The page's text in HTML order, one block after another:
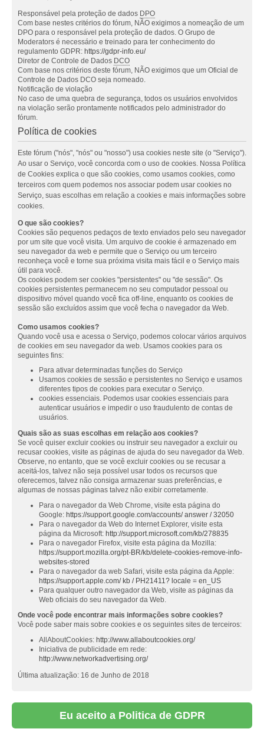
Responsável pela proteção de dados DPO
Com base nestes critérios do fórum, NÃO exigimos a nomeação de um
DPO para o responsável pela proteção de dados. O Grupo de
Moderators é necessário e treinado para ter conhecimento do
regulamento GDPR: https://gdpr-info.eu/
Diretor de Controle de Dados DCO
Com base nos critérios deste fórum, NÃO exigimos que um Oficial de
Controle de Dados DCO seja nomeado.
Notificação de violação
No caso de uma quebra de segurança, todos os usuários envolvidos
na violação serão prontamente notificados pelo administrador do
fórum.
Política de cookies
Este fórum ("nós", "nós" ou "nosso") usa cookies neste site (o "Serviço").
Ao usar o Serviço, você concorda com o uso de cookies. Nossa Política
de Cookies explica o que são cookies, como usamos cookies, como
terceiros com quem podemos nos associar podem usar cookies no
Serviço, suas escolhas em relação a cookies e mais informações sobre
cookies.
O que são cookies?
Cookies são pequenos pedaços de texto enviados pelo seu navegador
por um site que você visita. Um arquivo de cookie é armazenado em
seu navegador da web e permite que o Serviço ou um terceiro
reconheça você e torne sua próxima visita mais fácil e o Serviço mais
útil para você.
Os cookies podem ser cookies "persistentes" ou "de sessão". Os
cookies persistentes permanecem no seu computador pessoal ou
dispositivo móvel quando você fica off-line, enquanto os cookies de
sessão são excluídos assim que você fecha o navegador da Web.
Como usamos cookies?
Quando você usa e acessa o Serviço, podemos colocar vários arquivos
de cookies em seu navegador da web. Usamos cookies para os
seguintes fins:
Para ativar determinadas funções do Serviço
Usamos cookies de sessão e persistentes no Serviço e usamos
diferentes tipos de cookies para executar o Serviço.
cookies essenciais. Podemos usar cookies essenciais para
autenticar usuários e impedir o uso fraudulento de contas de
usuários.
Quais são as suas escolhas em relação aos cookies?
Se você quiser excluir cookies ou instruir seu navegador a excluir ou
recusar cookies, visite as páginas de ajuda do seu navegador da Web.
Observe, no entanto, que se você excluir cookies ou se recusar a
aceitá-los, talvez não seja possível usar todos os recursos que
oferecemos, talvez não consiga armazenar suas preferências, e
algumas de nossas páginas talvez não exibir corretamente.
Para o navegador da Web Chrome, visite esta página do
Google: https://support.google.com/accounts/ answer / 32050
Para o navegador da Web do Internet Explorer, visite esta
página da Microsoft: http://support.microsoft.com/kb/278835
Para o navegador Firefox, visite esta página da Mozilla:
https://support.mozilla.org/pt-BR/kb/delete-cookies-remove-info-
websites-stored
Para o navegador da web Safari, visite esta página da Apple:
https://support.apple.com/ kb / PH21411? locale = en_US
Para qualquer outro navegador da Web, visite as páginas da
Web oficiais do seu navegador da Web.
Onde você pode encontrar mais informações sobre cookies?
Você pode saber mais sobre cookies e os seguintes sites de terceiros:
AllAboutCookies: http://www.allaboutcookies.org/
Iniciativa de publicidade em rede:
http://www.networkadvertising.org/
Última atualização: 16 de Junho de 2018